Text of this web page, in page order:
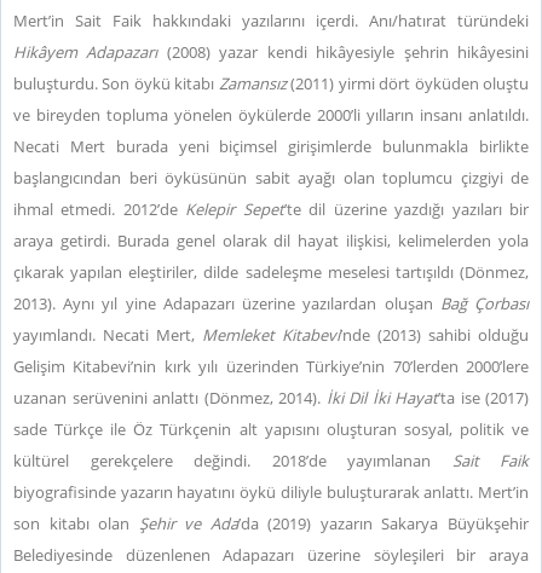
Mert’in Sait Faik hakkındaki yazılarını içerdi. Anı/hatırat türündeki
Hikâyem Adapazarı(2008) yazar kendi hikâyesiyle şehrin hikâyesini
buluşturdu. Son öykü kitabı Zamansız(2011) yirmi dört öyküden oluştu
ve bireyden topluma yönelen öykülerde 2000’li yılların insanı anlatıldı.
Necati Mert burada yeni biçimsel girişimlerde bulunmakla birlikte
başlangıcından beri öyküsünün sabit ayağı olan toplumcu çizgiyi de
ihmal etmedi. 2012’de Kelepir Sepet’te dil üzerine yazdığı yazıları bir
araya getirdi. Burada genel olarak dil hayat ilişkisi, kelimelerden yola
çıkarak yapılan eleştiriler, dilde sadeleşme meselesi tartışıldı (Dönmez,
2013). Aynı yıl yine Adapazarı üzerine yazılardan oluşan Bağ Çorbası
yayımlandı. Necati Mert, Memleket Kitabevi’nde (2013) sahibi olduğu
Gelişim Kitabevi’nin kırk yılı üzerinden Türkiye’nin 70’lerden 2000’lere
uzanan serüvenini anlattı (Dönmez, 2014). İki Dil İki Hayat’ta ise (2017)
sade Türkçe ile Öz Türkçenin alt yapısını oluşturan sosyal, politik ve
kültürel gerekçelere değindi. 2018’de yayımlanan Sait Faik
biyografisinde yazarın hayatını öykü diliyle buluşturarak anlattı. Mert’in
son kitabı olan Şehir ve Ada’da (2019) yazarın Sakarya Büyükşehir
Belediyesinde düzenlenen Adapazarı üzerine söyleşileri bir araya